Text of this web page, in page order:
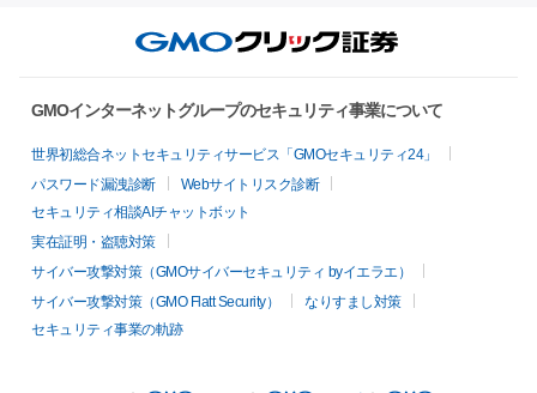
GMOインターネットグループのセキュリティ事業について
世界初総合ネットセキュリティサービス「GMOセキュリティ24」
パスワード漏洩診断
Webサイトリスク診断
セキュリティ相談AIチャットボット
実在証明・盗聴対策
サイバー攻撃対策（GMOサイバーセキュリティ byイエラエ）
サイバー攻撃対策（GMO Flatt Security）
なりすまし対策
セキュリティ事業の軌跡